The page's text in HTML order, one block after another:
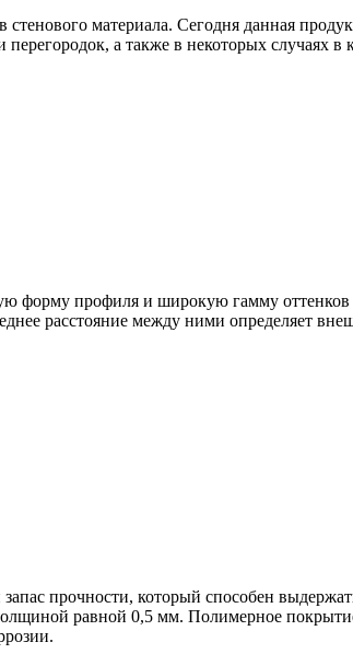
материала. Сегодня данная
а также в некоторых случаях в
профиля и широкую гамму
расстояние между ними определяет
прочности, который способен
равной 0,5 мм. Полимерное покрытие